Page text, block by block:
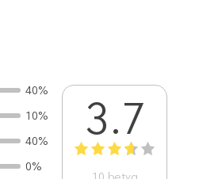
40%
10%
40%
0%
3.7
1 2 3 4 5